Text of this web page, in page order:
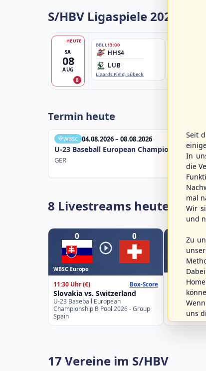
S/HBV Ligaspiele 2026
SA
08
AUG
HEUTE
8
BBLL13:00
HHS4
LUB
Lizards Field, Lübeck
Termin heute
WBSC 04.08.2026 – 08.08.2026
U-23 Baseball European Championship B
GER
8 Livestreams heute
0 0
WBSC Europe
11:30 Uhr(€) Box-Score
Slovakia vs. Switzerland
U-23 Baseball European
Championship B Pool 2026 - Group
Spain
12:00 Uhr
Berlin
2.
17 Vereine im S/HBV
Seit
In
die
mal
Wir
und
Zu
uns